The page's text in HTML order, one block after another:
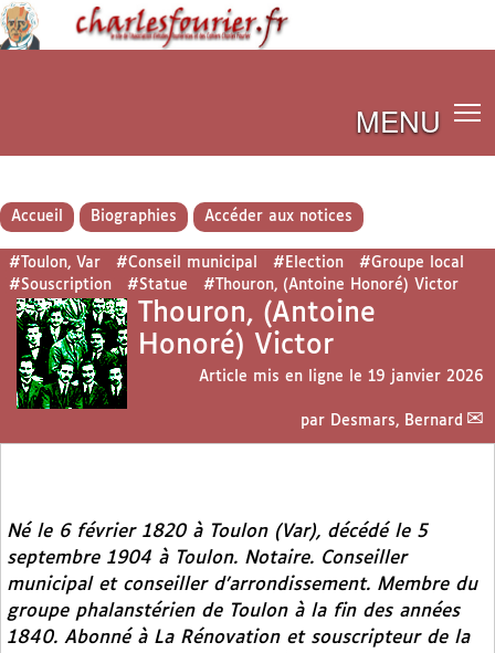
MENU
Accueil Biographies Accéder aux notices
#Toulon, Var #Conseil municipal #Election
#Groupe local
#Souscription
#Statue #Thouron, (Antoine Honoré) Victor
Thouron, (Antoine
Honoré) Victor
Article mis en ligne le 19 janvier 2026
par Desmars, Bernard
Né le 6 février 1820 à Toulon (Var), décédé le 5
septembre 1904 à Toulon. Notaire. Conseiller
municipal et conseiller d’arrondissement. Membre du
groupe phalanstérien de Toulon à la fin des années
1840. Abonné à La Rénovationet souscripteur de la